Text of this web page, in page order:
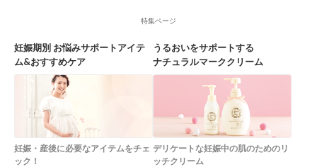
特集ページ
妊娠期別 お悩みサポートアイテ
ム&おすすめケア
妊娠・産後に必要なアイテムをチェ
ック！
うるおいをサポートする
ナチュラルマーククリーム
デリケートな妊娠中の肌のためのリ
ッチクリーム